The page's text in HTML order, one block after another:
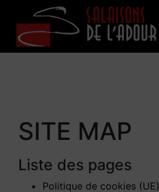
SITE MAP
Liste des pages
Politique de cookies (UE)